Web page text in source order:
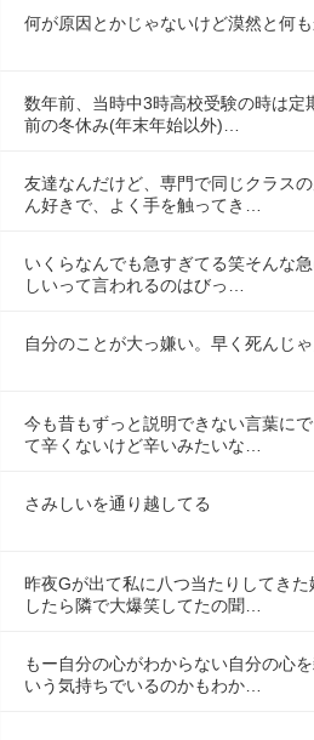
何が原因とかじゃないけど漠然と何
数年前、当時中3時高校受験の時は定
前の冬休み(年末年始以外)…
友達なんだけど、専門で同じクラス
ん好きで、よく手を触ってき…
いくらなんでも急すぎてる笑そんな
しいって言われるのはびっ…
自分のことが大っ嫌い。早く死んじゃ
今も昔もずっと説明できない言葉に
て辛くないけど辛いみたいな…
さみしいを通り越してる
昨夜Gが出て私に八つ当たりしてき
したら隣で大爆笑してたの聞…
もー自分の心がわからない自分の心
いう気持ちでいるのかもわか…